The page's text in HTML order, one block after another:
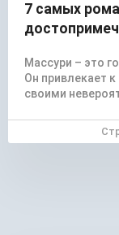
7 самых
Массури – это
Он привлекает
своими
– добро